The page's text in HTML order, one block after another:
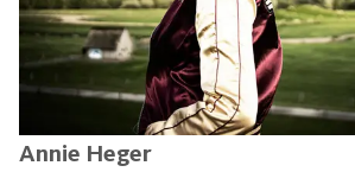
Annie Heger